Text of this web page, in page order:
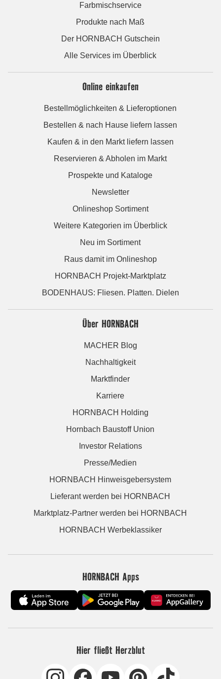
Farbmischservice
Produkte nach Maß
Der HORNBACH Gutschein
Alle Services im Überblick
Online einkaufen
Bestellmöglichkeiten & Lieferoptionen
Bestellen & nach Hause liefern lassen
Kaufen & in den Markt liefern lassen
Reservieren & Abholen im Markt
Prospekte und Kataloge
Newsletter
Onlineshop Sortiment
Weitere Kategorien im Überblick
Neu im Sortiment
Raus damit im Onlineshop
HORNBACH Projekt-Marktplatz
BODENHAUS: Fliesen. Platten. Dielen
Über HORNBACH
MACHER Blog
Nachhaltigkeit
Marktfinder
Karriere
HORNBACH Holding
Hornbach Baustoff Union
Investor Relations
Presse/Medien
HORNBACH Hinweisgebersystem
Lieferant werden bei HORNBACH
Marktplatz-Partner werden bei HORNBACH
HORNBACH Werbeklassiker
HORNBACH Apps
Hier fließt Herzblut